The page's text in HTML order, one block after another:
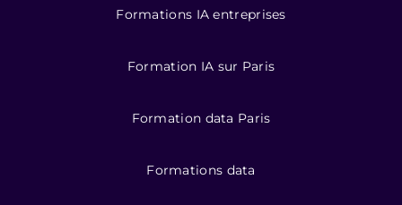
Formations IA entreprises
Formation IA sur Paris
Formation data Paris
Formations data